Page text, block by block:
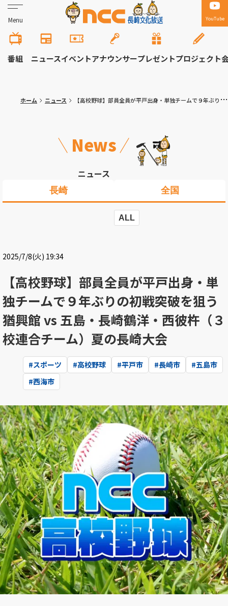
Menu YouTube
番組 ニュースイベントアナウンサープレゼントプロジェクト
ホーム ニュース 【高校野球】部員全員が平戸出身・単独チームで９年ぶりの初戦突破を狙う猶興館 vs 五島・長崎鶴洋・西彼杵（３校連合チーム）夏の長崎大会
News
ニュース
長崎 全国
ALL
2025/7/8(火) 19:34
【高校野球】部員全員が平戸出身・単
独チームで９年ぶりの初戦突破を狙う
猶興館 vs 五島・長崎鶴洋・西彼杵（３
校連合チーム）夏の長崎大会
#スポーツ #高校野球 #平戸市 #長崎市 #五島市
#西海市